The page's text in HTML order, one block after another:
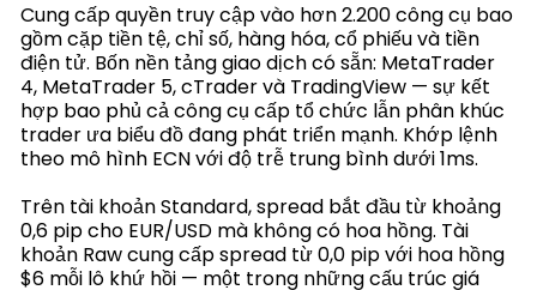
Cung cấp quyền truy cập vào hơn 2.200 công cụ bao
gồm cặp tiền tệ, chỉ số, hàng hóa, cổ phiếu và tiền
điện tử. Bốn nền tảng giao dịch có sẵn: MetaTrader
4, MetaTrader 5, cTrader và TradingView — sự kết
hợp bao phủ cả công cụ cấp tổ chức lẫn phân khúc
trader ưa biểu đồ đang phát triển mạnh. Khớp lệnh
theo mô hình ECN với độ trễ trung bình dưới 1ms.
Trên tài khoản Standard, spread bắt đầu từ khoảng
0,6 pip cho EUR/USD mà không có hoa hồng. Tài
khoản Raw cung cấp spread từ 0,0 pip với hoa hồng
$6 mỗi lô khứ hồi — một trong những cấu trúc giá